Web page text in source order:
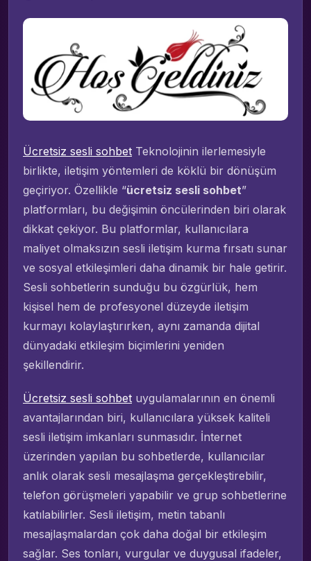
Ücretsiz sesli sohbet Teknolojinin ilerlemesiyle
birlikte, iletişim yöntemleri de köklü bir dönüşüm
geçiriyor. Özellikle “ücretsiz sesli sohbet”
platformları, bu değişimin öncülerinden biri olarak
dikkat çekiyor. Bu platformlar, kullanıcılara
maliyet olmaksızın sesli iletişim kurma fırsatı sunar
ve sosyal etkileşimleri daha dinamik bir hale getirir.
Sesli sohbetlerin sunduğu bu özgürlük, hem
kişisel hem de profesyonel düzeyde iletişim
kurmayı kolaylaştırırken, aynı zamanda dijital
dünyadaki etkileşim biçimlerini yeniden
şekillendirir.
Ücretsiz sesli sohbet uygulamalarının en önemli
avantajlarından biri, kullanıcılara yüksek kaliteli
sesli iletişim imkanları sunmasıdır. İnternet
üzerinden yapılan bu sohbetlerde, kullanıcılar
anlık olarak sesli mesajlaşma gerçekleştirebilir,
telefon görüşmeleri yapabilir ve grup sohbetlerine
katılabilirler. Sesli iletişim, metin tabanlı
mesajlaşmalardan çok daha doğal bir etkileşim
sağlar. Ses tonları, vurgular ve duygusal ifadeler,